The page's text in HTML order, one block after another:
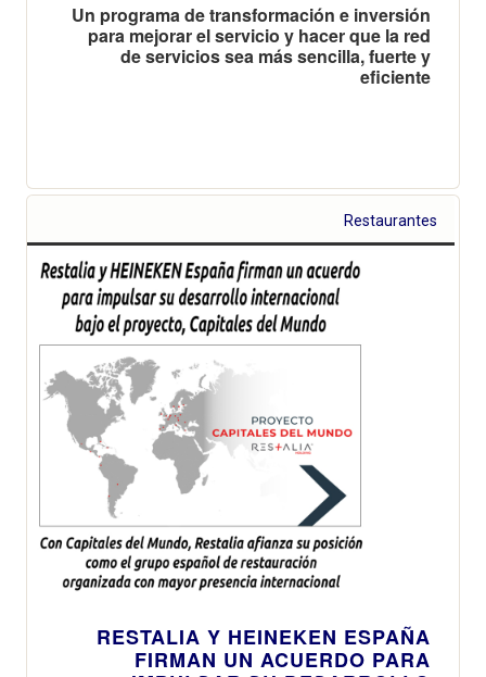
Un programa de transformación e inversión
para mejorar el servicio y hacer que la red
de servicios sea más sencilla, fuerte y
eficiente
Restaurantes
RESTALIA Y HEINEKEN ESPAÑA
FIRMAN UN ACUERDO PARA